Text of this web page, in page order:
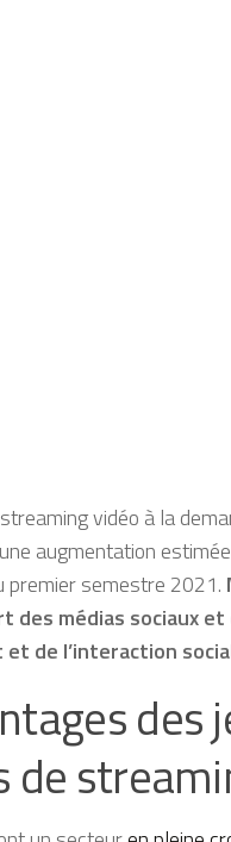
vidéo à la
augmentation
premier semestre 2021.
des médias sociaux
de l’interaction
des
de